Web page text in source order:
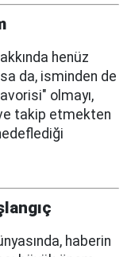
henüz
da, isminden de
olmayı,
takip etmekten
haberin